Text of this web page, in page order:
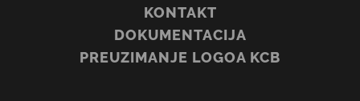
KONTAKT
DOKUMENTACIJA
PREUZIMANJE LOGOA KCB